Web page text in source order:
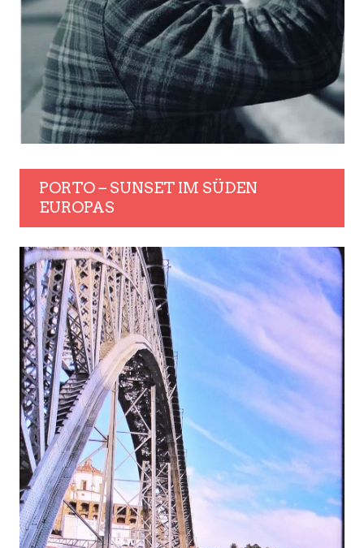
PORTO – SUNSET IM SÜDEN
EUROPAS